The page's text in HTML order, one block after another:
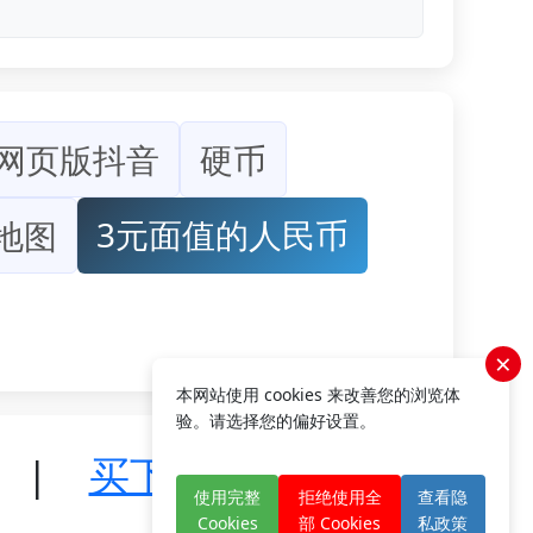
页版抖音
硬币
图
3元面值的人民币
买下我们
×
本网站使用 cookies 来改善您的浏览体
验。请选择您的偏好设置。
使用完整
Cookies
拒绝使用全
部 Cookies
查看隐
私政策